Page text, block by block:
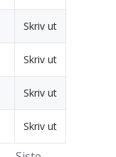
Skriv ut
Skriv ut
Skriv ut
Skriv ut